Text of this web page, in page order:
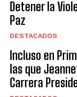
Detener la
Paz
DESTACADOS
Incluso en
las que
Carrera